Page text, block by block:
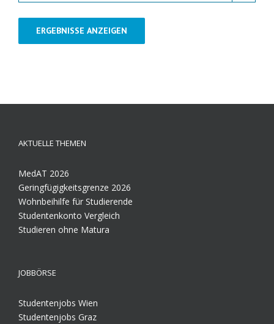
ERGEBNISSE ANZEIGEN
AKTUELLE THEMEN
MedAT 2026
Geringfügigkeitsgrenze 2026
Wohnbeihilfe für Studierende
Studentenkonto Vergleich
Studieren ohne Matura
JOBBÖRSE
Studentenjobs Wien
Studentenjobs Graz